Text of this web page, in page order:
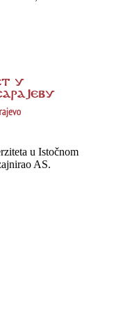
u Istočnom
AS.